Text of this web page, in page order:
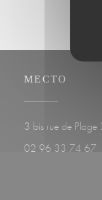
МЕСТО
3 bis rue de Plage
02 96 33 74 67